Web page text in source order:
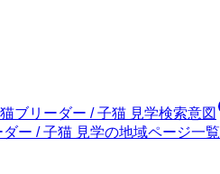
ブリーダー / 子猫 見学検索意図
ー / 子猫 見学の地域ページ一覧